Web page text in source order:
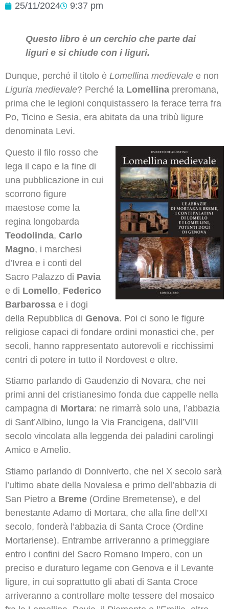
25/11/2024 9:37 pm
Questo libro è un cerchio che parte dai
liguri e si chiude con i liguri.
Dunque, perché il titolo è Lomellina medievale e non
Liguria medievale? Perché la Lomellina preromana,
prima che le legioni conquistassero la ferace terra fra
Po, Ticino e Sesia, era abitata da una tribù ligure
denominata Levi.
Questo il filo rosso che
lega il capo e la fine di
una pubblicazione in cui
scorrono figure
maestose come la
regina longobarda
Teodolinda, Carlo
Magno, i marchesi
d’Ivrea e i conti del
Sacro Palazzo di Pavia
e di Lomello, Federico
Barbarossa e i dogi
della Repubblica di Genova. Poi ci sono le figure
religiose capaci di fondare ordini monastici che, per
secoli, hanno rappresentato autorevoli e ricchissimi
centri di potere in tutto il Nordovest e oltre.
Stiamo parlando di Gaudenzio di Novara, che nei
primi anni del cristianesimo fonda due cappelle nella
campagna di Mortara: ne rimarrà solo una, l’abbazia
di Sant’Albino, lungo la Via Francigena, dall’VIII
secolo vincolata alla leggenda dei paladini carolingi
Amico e Amelio.
Stiamo parlando di Donniverto, che nel X secolo sarà
l’ultimo abate della Novalesa e primo dell’abbazia di
San Pietro a Breme (Ordine Bremetense), e del
benestante Adamo di Mortara, che alla fine dell’XI
secolo, fonderà l’abbazia di Santa Croce (Ordine
Mortariense). Entrambe arriveranno a primeggiare
entro i confini del Sacro Romano Impero, con un
preciso e duraturo legame con Genova e il Levante
ligure, in cui soprattutto gli abati di Santa Croce
arriveranno a controllare molte tessere del mosaico